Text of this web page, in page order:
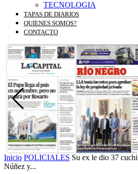
TECNOLOGIA
TAPAS DE DIARIOS
QUIENES SOMOS?
CONTACTO
Inicio POLICIALES Su ex le dio 37
Núñez y...